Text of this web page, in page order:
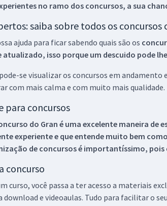
no ramo dos concursos, a sua
saiba sobre todos os
ajuda para ficar sabendo quais são os
atualizado, isso porque um descuido pode
se visualizar os concursos em
com mais calma e com muito mais qualidade.
para concursos
do Gran é uma excelente maneira
experiente e que entende muito bem
de concursos é importantíssimo,
concurso
curso, você passa a ter acesso a materiais
download e videoaulas. Tudo para facilitar o